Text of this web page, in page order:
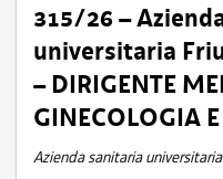
315/26 –
universitaria
– DIRIGENTE
GINECOLOGIA
Azienda sanitaria